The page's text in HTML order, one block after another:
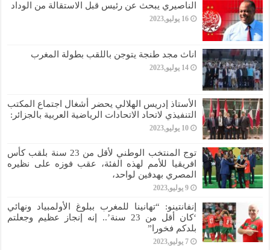
الناصيري يبحث عن رئيس قبل الاستقالة من الوداد
16 يوليو,2023
اناث مجد طنجة يتوجن باللقب بطولة المغرب
14 يوليو,2023
الأستاذ إدريس الهلالي يحضر أشغال اجتماع المكتب
التنفيذي لاتحاد الاتحادات الرياضية العربية بالجزائر:
10 يوليو,2023
توج المنتخب الوطني لأقل من 23 سنة بلقب كأس
افريقيا للأمم لهذه الفئة، عقب فوزه على نظيره
المصري بهدفين لواحد،
9 يوليو,2023
إنفانتينو: “تهانينا للمغرب ببلوغ الأولمبياد ونهائي
‘كان أقل من 23 سنة’.. إنه إنجاز عظيم وجعلتم
بلدكم فخورا”
7 يوليو,2023